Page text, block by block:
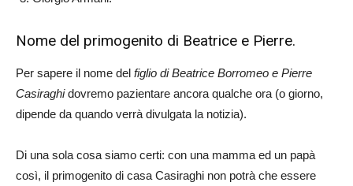
Nome del primogenito di Beatrice e Pierre.
Per sapere il nome del figlio di Beatrice Borromeo e Pierre
Casiraghidovremo pazientare ancora qualche ora (o giorno,
dipende da quando verrà divulgata la notizia).
Di una sola cosa siamo certi: con una mamma ed un papà
così, il primogenito di casa Casiraghi non potrà che essere